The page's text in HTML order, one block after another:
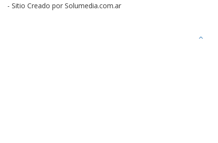
- Sitio Creado por Solumedia.com.ar